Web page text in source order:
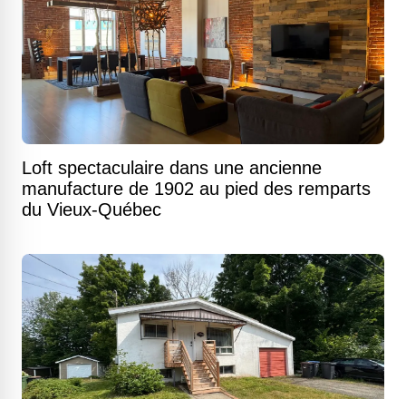
Loft spectaculaire dans une ancienne
manufacture de 1902 au pied des remparts
du Vieux-Québec